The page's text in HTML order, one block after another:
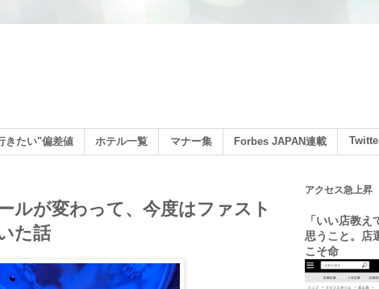
きたい"偏差値 ホテル一覧 マナー集 Forbes JAPAN連載
ルが変わって、今度はファスト
た話
アクセス急上昇
「いい店教
思うこと。店
こそ命